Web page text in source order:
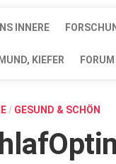
INNERE
KIEFER
/ GESUND & SCHÖN